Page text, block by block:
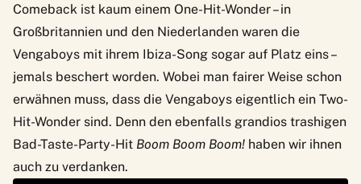
Comeback ist kaum einem One-Hit-Wonder – in
Großbritannien und den Niederlanden waren die
Vengaboys mit ihrem Ibiza-Song sogar auf Platz eins –
jemals beschert worden. Wobei man fairer Weise schon
erwähnen muss, dass die Vengaboys eigentlich ein Two-
Hit-Wonder sind. Denn den ebenfalls grandios trashigen
Bad-Taste-Party-Hit Boom Boom Boom! haben wir ihnen
auch zu verdanken.